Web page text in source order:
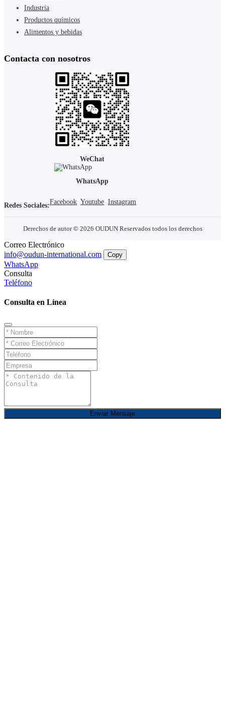
Industria
Productos químicos
Alimentos y bebidas
Contacta con nosotros
WeChat
WhatsApp
Redes Sociales:Facebook Youtube Instagram
Derechos de autor © 2026 OUDUN Reservados todos los derechos
Correo Electrónico
info@oudun-international.com
Copy
WhatsApp
Consulta
Teléfono
Consulta en Línea
Enviar Mensaje